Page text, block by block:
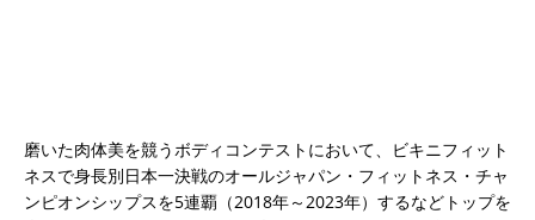
磨いた肉体美を競うボディコンテストにおいて、ビキニフィット
ネスで身長別日本一決戦のオールジャパン・フィットネス・チャ
ンピオンシップスを5連覇（2018年～2023年）するなどトップを